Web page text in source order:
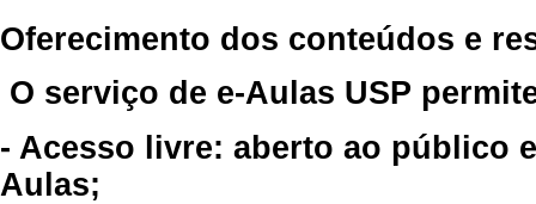
Oferecimento dos conteúdos e
O serviço de e-Aulas USP
- Acesso livre: aberto ao público
Aulas;